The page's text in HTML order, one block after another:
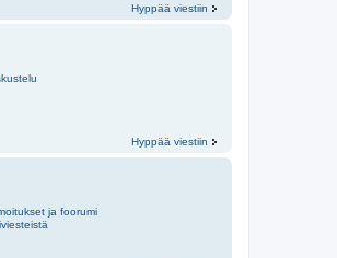
Hyppää viestiin
Hyppää viestiin
ja foorumi